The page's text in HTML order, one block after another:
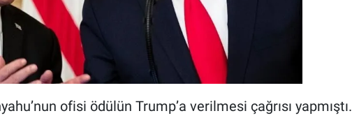
ofisi ödülün Trump’a verilmesi çağrısı yapmıştı.